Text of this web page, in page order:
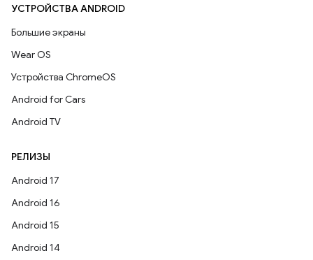
УСТРОЙСТВА ANDROID
Большие экраны
Wear OS
Устройства ChromeOS
Android for Cars
Android TV
РЕЛИЗЫ
Android 17
Android 16
Android 15
Android 14